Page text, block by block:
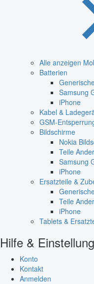
Alle anzeigen
Batterien
Samsung
iPhone
Kabel &
GSM-
Bildschirme
Nokia
Teile
Samsung
iPhone
Ersatzteile &
Teile
iPhone
Tablets &
Hilfe &
Konto
Kontakt
Anmelden